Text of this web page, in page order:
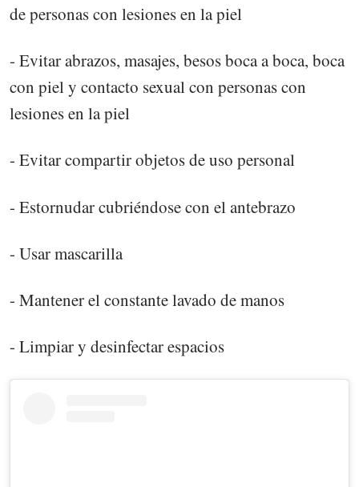
de personas con lesiones en la piel
- Evitar abrazos, masajes, besos boca a boca, boca
con piel y contacto sexual con personas con
lesiones en la piel
- Evitar compartir objetos de uso personal
- Estornudar cubriéndose con el antebrazo
- Usar mascarilla
- Mantener el constante lavado de manos
- Limpiar y desinfectar espacios